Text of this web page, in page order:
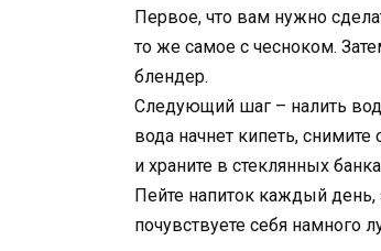
Первое, что вам нужно
то же самое с чесноком.
блендер.
Следующий шаг – налить
вода начнет кипеть,
и храните в стеклянных
Пейте напиток каждый
почувствуете себя намного